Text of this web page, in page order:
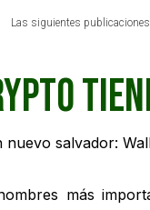
Las siguientes
más